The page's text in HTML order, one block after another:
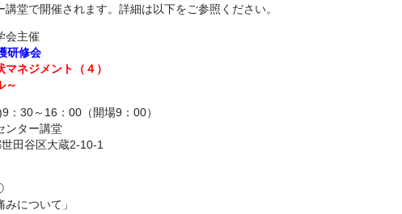
堂で開催されます。詳細は以下をご参照ください。
会主催
研修会
ネジメント（４）
～
：30～16：00（開場9：00）
ンター講堂
田谷区大蔵2-10-1
みについて」